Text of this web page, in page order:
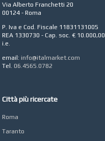
Via Alberto Franchetti 20
00124 - Roma
P. Iva e Cod. Fiscale 11831131005
REA 1330730 - Cap. soc. € 10.000,00
i.e.
email: info@italmarket.com
Tel. 06.4565.0782
Città più ricercate
Roma
Taranto